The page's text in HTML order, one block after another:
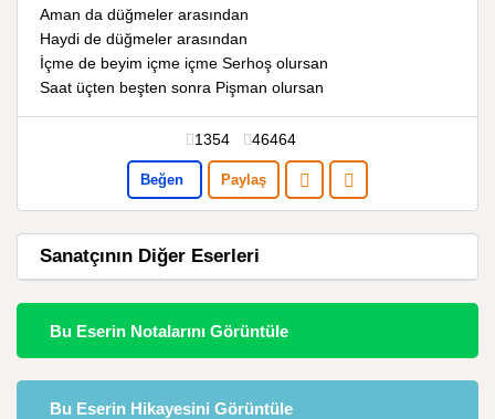
Aman da düğmeler arasından
Haydi de düğmeler arasından
İçme de beyim içme içme Serhoş olursan
Saat üçten beşten sonra Pişman olursan
1354 46464
Beğen Paylaş
Sanatçının Diğer Eserleri
Bu Eserin Notalarını Görüntüle
Bu Eserin Hikayesini Görüntüle